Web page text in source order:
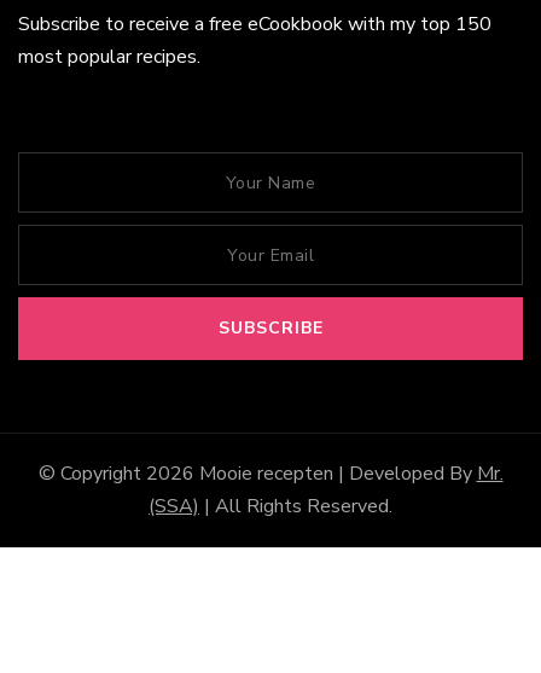
Subscribe to receive a free eCookbook with my top 150
most popular recipes.
© Copyright 2026 Mooie recepten | Developed By Mr.
(SSA) | All Rights Reserved.